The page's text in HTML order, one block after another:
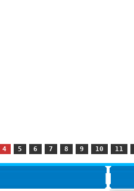
4 5 6 7 8 9 10 11